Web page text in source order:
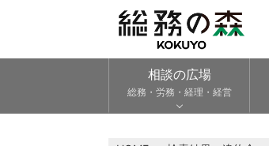
相談の広場
総務・労務・経理・経営